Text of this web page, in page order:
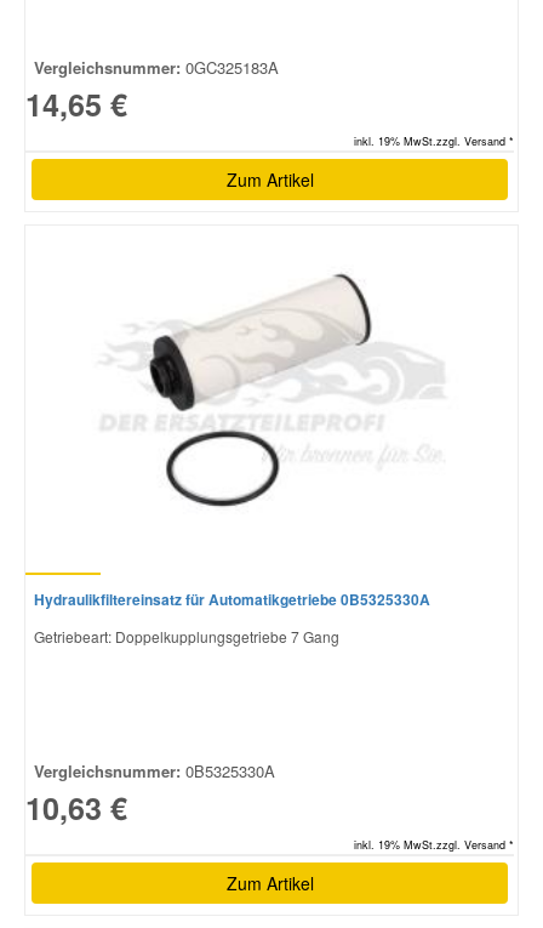
Vergleichsnummer: 0GC325183A
14,65 €
inkl. 19% MwSt.zzgl. Versand *
Zum Artikel
Hydraulikfiltereinsatz für Automatikgetriebe 0B5325330A
Getriebeart: Doppelkupplungsgetriebe 7 Gang
Vergleichsnummer: 0B5325330A
10,63 €
inkl. 19% MwSt.zzgl. Versand *
Zum Artikel